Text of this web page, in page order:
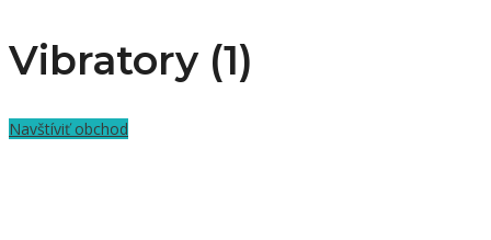
Vibratory (1)
Navštíviť obchod